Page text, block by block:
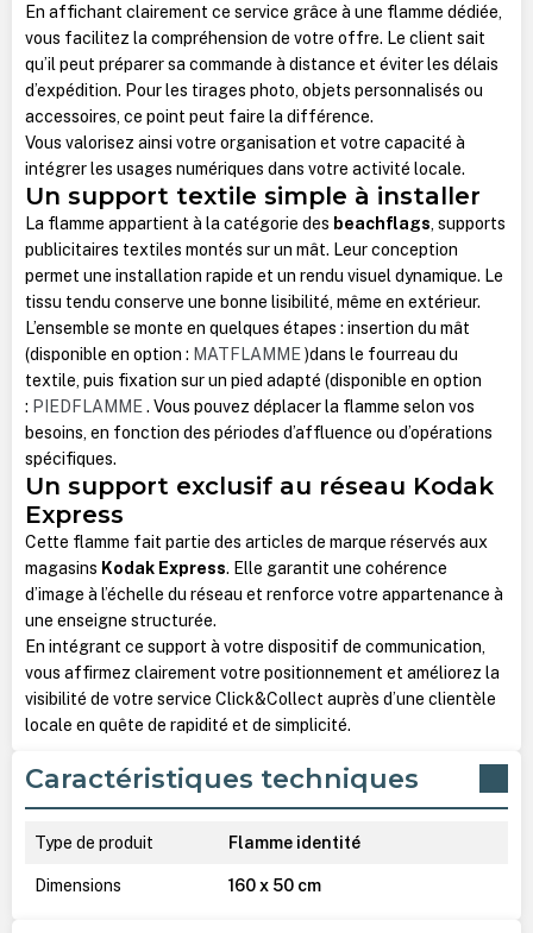
En affichant clairement ce service grâce à une flamme dédiée,
vous facilitez la compréhension de votre offre. Le client sait
qu’il peut préparer sa commande à distance et éviter les délais
d’expédition. Pour les tirages photo, objets personnalisés ou
accessoires, ce point peut faire la différence.
Vous valorisez ainsi votre organisation et votre capacité à
intégrer les usages numériques dans votre activité locale.
Un support textile simple à installer
La flamme appartient à la catégorie des beachflags, supports
publicitaires textiles montés sur un mât. Leur conception
permet une installation rapide et un rendu visuel dynamique. Le
tissu tendu conserve une bonne lisibilité, même en extérieur.
L’ensemble se monte en quelques étapes : insertion du mât
(disponible en option : MATFLAMME)dans le fourreau du
textile, puis fixation sur un pied adapté (disponible en option
: PIEDFLAMME. Vous pouvez déplacer la flamme selon vos
besoins, en fonction des périodes d’affluence ou d’opérations
spécifiques.
Un support exclusif au réseau Kodak
Express
Cette flamme fait partie des articles de marque réservés aux
magasins Kodak Express. Elle garantit une cohérence
d’image à l’échelle du réseau et renforce votre appartenance à
une enseigne structurée.
En intégrant ce support à votre dispositif de communication,
vous affirmez clairement votre positionnement et améliorez la
visibilité de votre service Click&Collect auprès d’une clientèle
locale en quête de rapidité et de simplicité.
Caractéristiques techniques
Type de produit Flamme identité
Dimensions 160 x 50 cm